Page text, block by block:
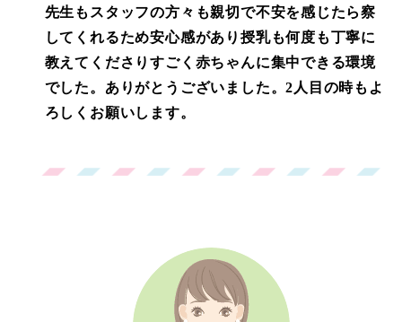
先生もスタッフの方々も親切で不安を感じたら察
してくれるため安心感があり授乳も何度も丁寧に
教えてくださりすごく赤ちゃんに集中できる環境
でした。ありがとうございました。2人目の時もよ
ろしくお願いします。